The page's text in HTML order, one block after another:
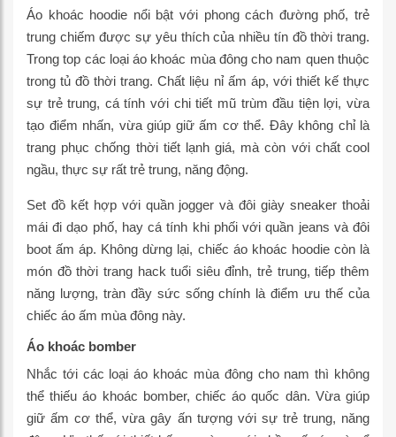
Áo khoác hoodie nổi bật với phong cách đường phố, trẻ
trung chiếm được sự yêu thích của nhiều tín đồ thời trang.
Trong top các loại áo khoác mùa đông cho nam quen thuộc
trong tủ đồ thời trang. Chất liệu nỉ ấm áp, với thiết kế thực
sự trẻ trung, cá tính với chi tiết mũ trùm đầu tiện lợi, vừa
tạo điểm nhấn, vừa giúp giữ ấm cơ thể. Đây không chỉ là
trang phục chống thời tiết lạnh giá, mà còn với chất cool
ngầu, thực sự rất trẻ trung, năng động.
Set đồ kết hợp với quần jogger và đôi giày sneaker thoải
mái đi dạo phố, hay cá tính khi phối với quần jeans và đôi
boot ấm áp. Không dừng lại, chiếc áo khoác hoodie còn là
món đồ thời trang hack tuổi siêu đỉnh, trẻ trung, tiếp thêm
năng lượng, tràn đầy sức sống chính là điểm ưu thế của
chiếc áo ấm mùa đông này.
Áo khoác bomber
Nhắc tới các loại áo khoác mùa đông cho nam thì không
thể thiếu áo khoác bomber, chiếc áo quốc dân. Vừa giúp
giữ ấm cơ thể, vừa gây ấn tượng với sự trẻ trung, năng